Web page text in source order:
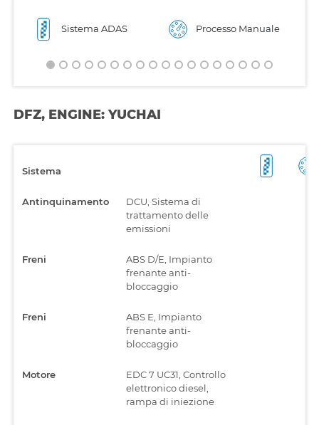
Sistema ADAS Processo Manuale
DFZ, ENGINE: YUCHAI
Sistema
Antinquinamento
DCU, Sistema di
trattamento delle
emissioni
Freni
ABS D/E, Impianto
frenante anti-
bloccaggio
Freni
ABS E, Impianto
frenante anti-
bloccaggio
Motore
EDC 7 UC31, Controllo
elettronico diesel,
rampa di iniezione